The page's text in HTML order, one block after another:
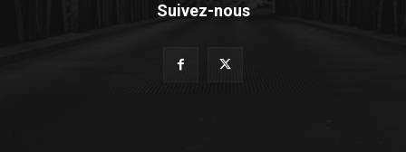
Suivez-nous